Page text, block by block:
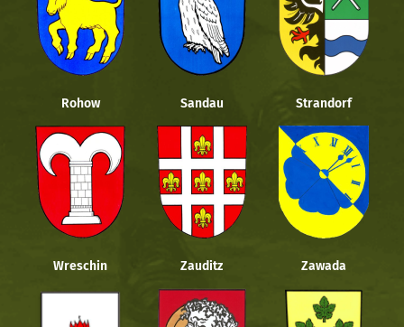
Rohow Sandau Strandorf
Wreschin Zauditz Zawada